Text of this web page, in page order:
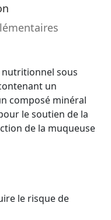
sous
un
composé minéral
le soutien de la
de la muqueuse
le risque de